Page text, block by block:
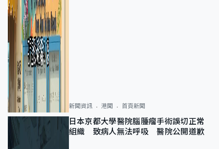
新聞資訊 港聞 首頁新聞
日本京都大學醫院腦腫瘤手術誤切正常
組織 致病人無法呼吸 醫院公開道歉